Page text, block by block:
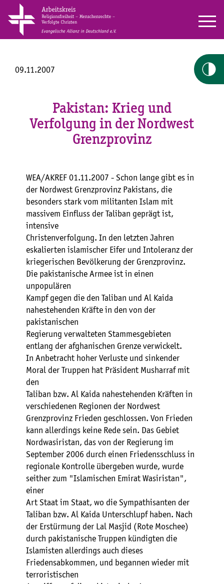
09.11.2007
Pakistan: Krieg und
Verfolgung in der Nordwest
Grenzprovinz
WEA/AKREF 01.11.2007 - Schon lange gibt es in
der Nordwest Grenzprovinz Pakistans, die
besonders stark vom militanten Islam mit
massivem Einfluss der Taliban geprägt ist,
intensive
Christenverfolgung. In den letzten Jahren
eskalierten islamischer Eifer und Intoleranz der
kriegerischen Bevölkerung der Grenzprovinz.
Die pakistanische Armee ist in einen
unpopulären
Kampf gegen die den Taliban und Al Kaida
nahestehenden Kräfte in den von der
pakistanischen
Regierung verwalteten Stammesgebieten
entlang der afghanischen Grenze verwickelt.
In Anbetracht hoher Verluste und sinkender
Moral der Truppen hat Präsident Musharraf mit
den
Taliban bzw. Al Kaida nahestehenden Kräften in
verschiedenen Regionen der Nordwest
Grenzprovinz Frieden geschlossen. Von Frieden
kann allerdings keine Rede sein. Das Gebiet
Nordwasiristan, das von der Regierung im
September 2006 durch einen Friedensschluss in
regionale Kontrolle übergeben wurde, wurde
seither zum "Islamischen Emirat Wasiristan",
einer
Art Staat im Staat, wo die Sympathisanten der
Taliban bzw. Al Kaida Unterschlupf haben. Nach
der Erstürmung der Lal Masjid (Rote Moschee)
durch pakistanische Truppen kündigten die
Islamisten allerdings auch dieses
Friedensabkommen, und begannen wieder mit
terroristischen